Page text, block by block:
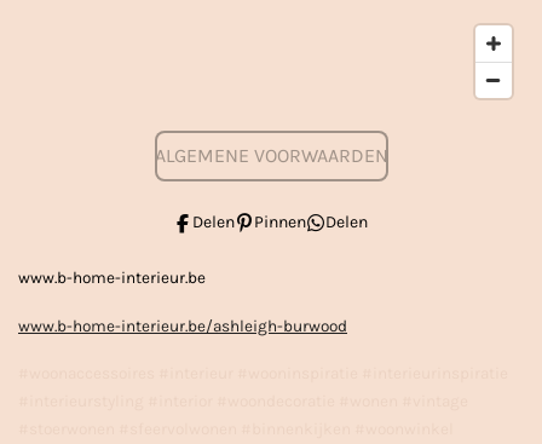
ALGEMENE VOORWAARDEN
Delen Pinnen Delen
www.b-home-interieur.be
www.b-home-interieur.be/ashleigh-burwood